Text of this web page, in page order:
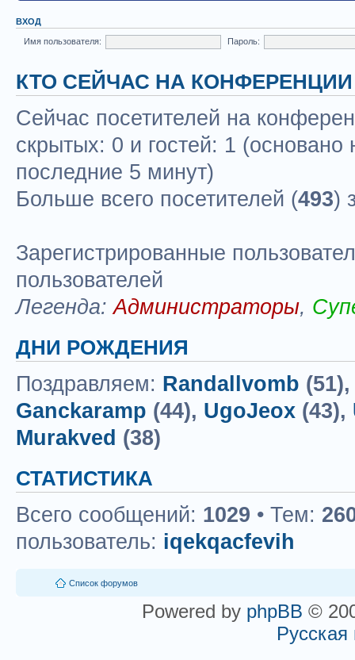
ВХОД
Имя пользователя: Пароль:
КТО СЕЙЧАС НА КОНФЕРЕНЦИИ
Сейчас посетителей на
скрытых: 0 и гостей: 1 (основано
последние 5 минут)
Больше всего посетителей (493)
Зарегистрированные
пользователей
Легенда:Администраторы,
ДНИ РОЖДЕНИЯ
Поздравляем: Randallvomb
Ganckaramp (44), UgoJeox (43),
Murakved (38)
СТАТИСТИКА
Всего сообщений: 1029 • Тем:
пользователь: iqekqacfevih
Список форумов
Powered by phpBB ©